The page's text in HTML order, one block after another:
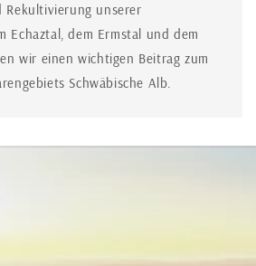
unserer
Echaztal, dem Ermstal und dem
wir einen wichtigen Beitrag zum
Schwäbische Alb.